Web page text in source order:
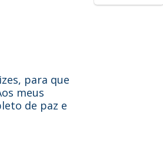
para que
meus
de paz e